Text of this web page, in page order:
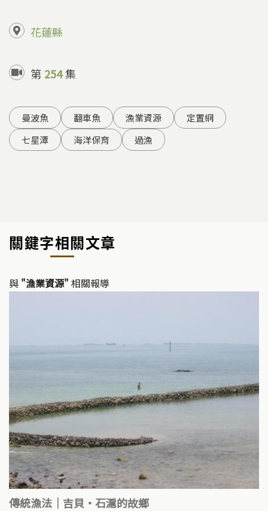
花蓮縣
第 254集
曼波魚 翻車魚 漁業資源
定置網
七星潭
海洋保育 過漁
關鍵字相關文章
與 "漁業資源" 相關報導
傳統漁法｜吉貝‧石滬的故鄉